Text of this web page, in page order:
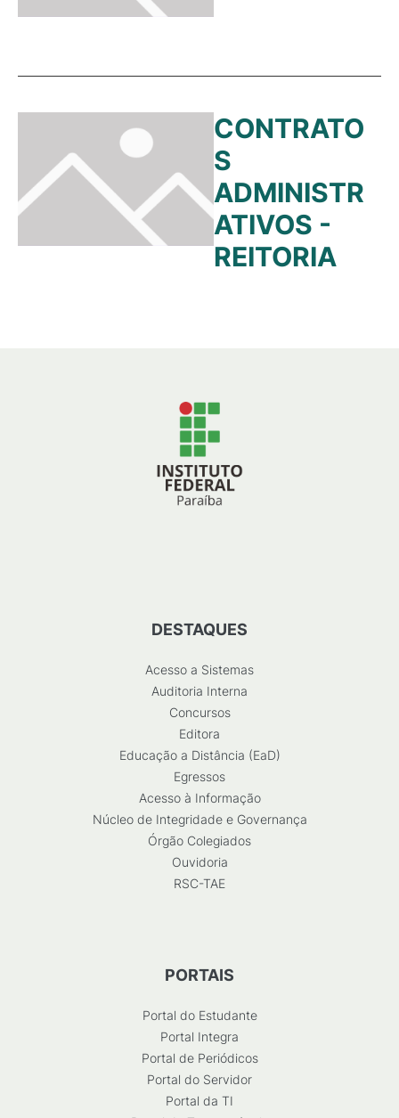
CONTRATO
S
ADMINISTR
ATIVOS -
REITORIA
DESTAQUES
Acesso a Sistemas
Auditoria Interna
Concursos
Editora
Educação a Distância (EaD)
Egressos
Acesso à Informação
Núcleo de Integridade e Governança
Órgão Colegiados
Ouvidoria
RSC-TAE
PORTAIS
Portal do Estudante
Portal Integra
Portal de Periódicos
Portal do Servidor
Portal da TI